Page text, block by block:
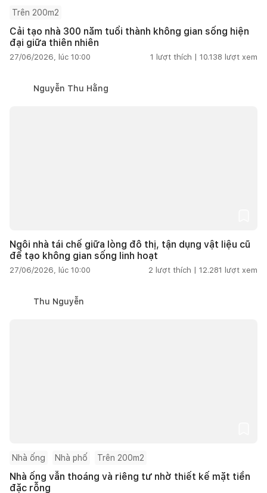
Trên 200m2
Cải tạo nhà 300 năm tuổi thành không gian sống hiện
đại giữa thiên nhiên
27/06/2026, lúc 10:00 1 lượt thích | 10.138 lượt xem
Nguyễn Thu Hằng
Ngôi nhà tái chế giữa lòng đô thị, tận dụng vật liệu cũ
để tạo không gian sống linh hoạt
27/06/2026, lúc 10:00 2 lượt thích | 12.281 lượt xem
Thu Nguyễn
Nhà ống Nhà phố Trên 200m2
Nhà ống vẫn thoáng và riêng tư nhờ thiết kế mặt tiền
đặc rỗng